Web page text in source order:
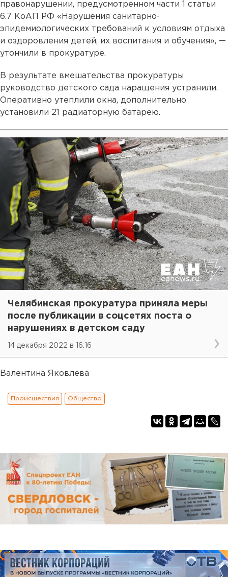
правонарушении, предусмотренном части 1 статьи
6.7 КоАП РФ «Нарушения санитарно-
эпидемиологических требований к условиям отдыха
и оздоровления детей, их воспитания и обучения», —
утончили в прокуратуре.
В результате вмешательства прокуратуры
руководство детского сада наращения устранили.
Оперативно утеплили окна, дополнительно
установили 21 радиаторную батарею.
Челябинская прокуратура приняла меры
после публикации в соцсетях поста о
нарушениях в детском саду
14 декабря 2022 в 16:16
Валентина Яковлева
Происшествия Общество